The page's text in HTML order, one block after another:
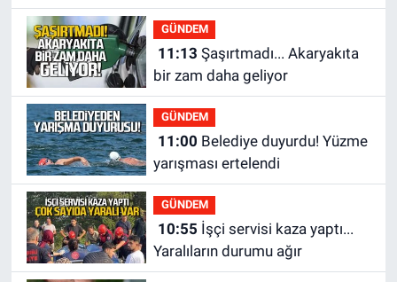
başlama maliyeti ne kadar?
GÜNDEM
11:13
bir zam daha geliyor
GÜNDEM
11:00
yarışması ertelendi
GÜNDEM
10:55
Yaralıların durumu ağır